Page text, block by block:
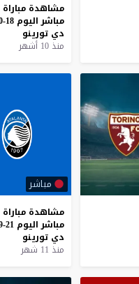
مشاهدة مباراة
مباشر اليوم 18-10-2025
دي تورينو
منذ 10 أشهر
مباشر
مشاهدة مباراة
مباشر اليوم 21-9-2025
دي تورينو
منذ 11 شهر